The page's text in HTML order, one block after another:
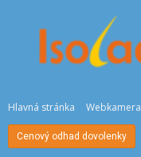
Hlavná stránka Webkamera
Cenový odhad dovolenky